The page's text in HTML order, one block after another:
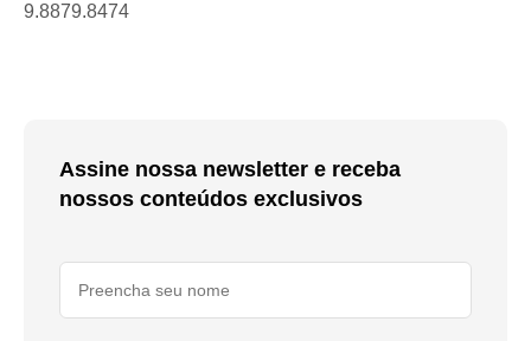
9.8879.8474
Assine nossa newsletter e receba
nossos conteúdos exclusivos